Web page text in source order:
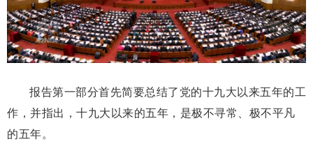
报告第一部分首先简要总结了党的十九大以来五年的工
作，并指出，十九大以来的五年，是极不寻常、极不平凡
的五年。